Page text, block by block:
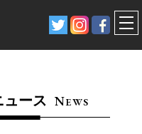
ュース NEWS